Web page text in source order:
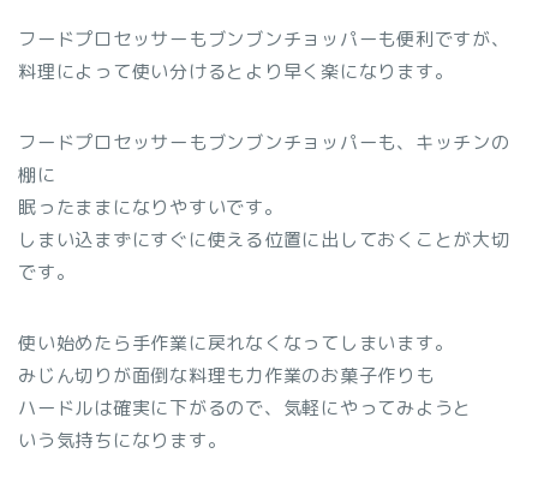
フードプロセッサーもブンブンチョッパーも便利ですが、
料理によって使い分けるとより早く楽になります。
フードプロセッサーもブンブンチョッパーも、キッチンの
棚に
眠ったままになりやすいです。
しまい込まずにすぐに使える位置に出しておくことが大切
です。
使い始めたら手作業に戻れなくなってしまいます。
みじん切りが面倒な料理も力作業のお菓子作りも
ハードルは確実に下がるので、気軽にやってみようと
いう気持ちになります。